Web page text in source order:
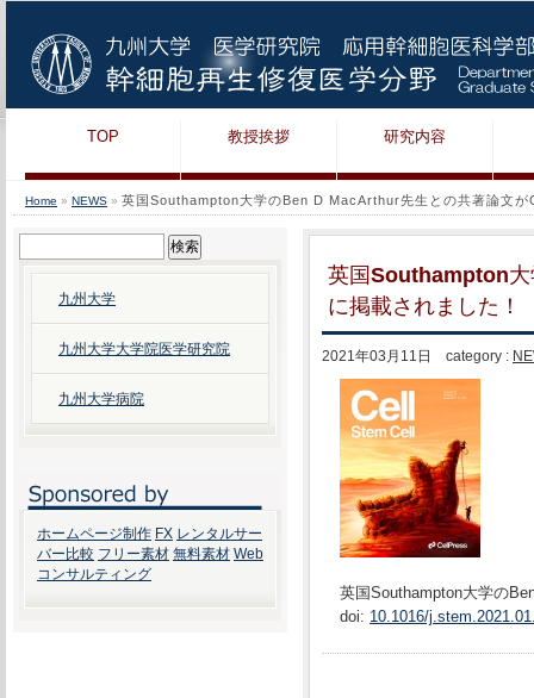
TOP 教授挨拶 研究内容
Home » NEWS » 英国Southampton大学のBen D MacArthur先生との共著論文
英国Southampton
に掲載されました！
2021年03月11日 category :
英国Southampton大学の
doi: 10.1016/
索:
九州大学
九州大学大学院医学研究院
九州大学病院
ホームページ制作 FX レンタルサー
バー比較 フリー素材 無料素材 Web
コンサルティング